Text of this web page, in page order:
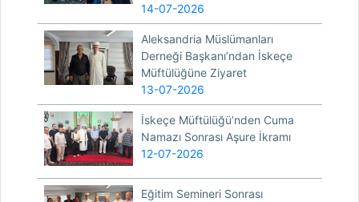
14-07-2026
Aleksandria Müslümanları
Derneği Başkanı’ndan İskeçe
Müftülüğüne Ziyaret
13-07-2026
İskeçe Müftülüğü’nden Cuma
Namazı Sonrası Aşure İkramı
12-07-2026
Eğitim Semineri Sonrası